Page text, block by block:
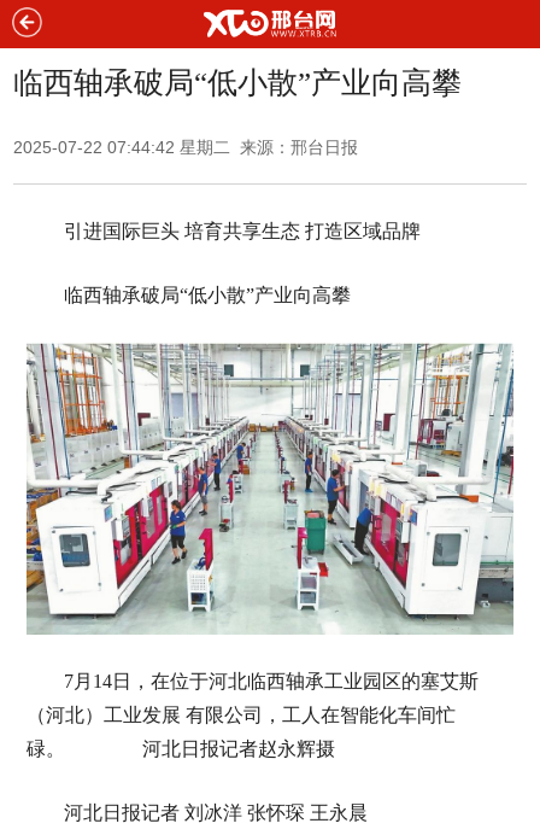
临西轴承破局“低小散”产业向高攀
2025-07-22 07:44:42 星期二 来源：邢台日报
引进国际巨头 培育共享生态 打造区域品牌
临西轴承破局“低小散”产业向高攀
7月14日，在位于河北临西轴承工业园区的塞艾斯
（河北）工业发展 有限公司，工人在智能化车间忙
碌。 河北日报记者赵永辉摄
河北日报记者 刘冰洋 张怀琛 王永晨